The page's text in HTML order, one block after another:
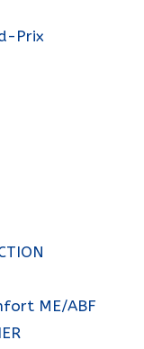
Prix
ME/ABF